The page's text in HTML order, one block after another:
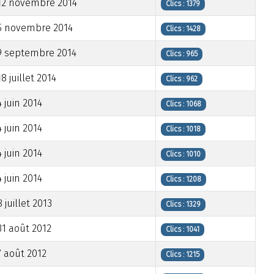
novembre 2014 Clics : 1379
novembre 2014 Clics : 1428
septembre 2014 Clics : 965
juillet 2014 Clics : 962
juin 2014 Clics : 1068
juin 2014 Clics : 1018
juin 2014 Clics : 1010
juin 2014 Clics : 1208
juillet 2013 Clics : 1329
août 2012 Clics : 1041
août 2012 Clics : 1215